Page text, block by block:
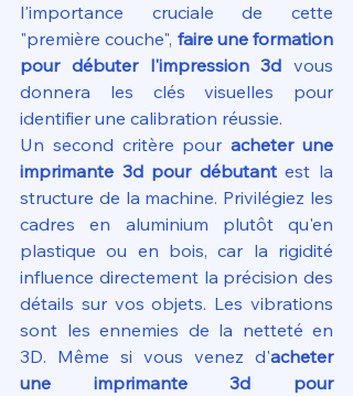
l'importance cruciale de cette
"première couche", faire une formation
pour débuter l'impression 3d vous
donnera les clés visuelles pour
identifier une calibration réussie.
Un second critère pour acheter une
imprimante 3d pour débutant est la
structure de la machine. Privilégiez les
cadres en aluminium plutôt qu'en
plastique ou en bois, car la rigidité
influence directement la précision des
détails sur vos objets. Les vibrations
sont les ennemies de la netteté en
3D. Même si vous venez d'acheter
une imprimante 3d pour